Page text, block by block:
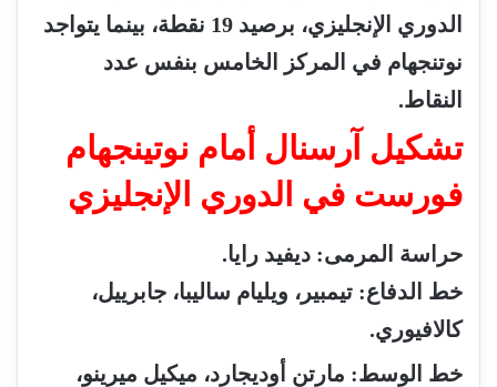
الدوري الإنجليزي، برصيد نقطة، بينما يتواجد
نوتنجهام في المركز الخامس بنفس عدد
النقاط.
تشكيل آرسنال أمام نوتينجهام
فورست في الدوري الإنجليزي
حراسة المرمى: ديفيد رايا.
خط الدفاع: تيمبير، ويليام ساليبا، جابرييل،
كالافيوري.
خط الوسط: مارتن أوديجارد، ميكيل ميرينو،